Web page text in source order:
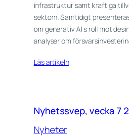
infrastruktur samt kraftiga
sektorn. Samtidigt
om generativ AI:s roll mot
analyser om
Läs artikeln
Nyhetssvep, vecka 7
Nyheter